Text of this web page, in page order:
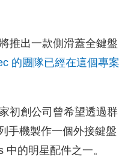
推出一款側滑蓋全鍵盤
的團隊已經在這個專案
初創公司曾希望透過群
手機製作一個外接鍵盤
的明星配件之一。